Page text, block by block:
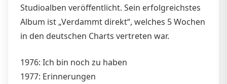
Studioalben veröffentlicht. Sein erfolgreichstes
Album ist „Verdammt direkt“, welches 5 Wochen
in den deutschen Charts vertreten war.
1976: Ich bin noch zu haben
1977: Erinnerungen